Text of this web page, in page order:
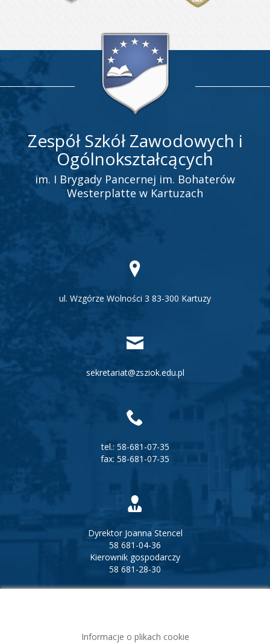
Zespół Szkół Zawodowych i
Ogólnokształcących
im. I Brygady Pancernej im. Bohaterów
Westerplatte w Kartuzach
ul. Wzgórze Wolności 3 83-300 Kartuzy
sekretariat@zsziok.edu.pl
tel.: 58-681-07-35
fax: 58-681-07-35
Dyrektor Joanna Stencel
58 681-04-36
Kierownik gospodarczy
58 681-28-30
Informacje o plikach cookie